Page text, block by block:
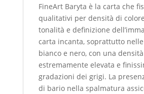
FineArt Baryta è la carta che
qualitativi per densità di
tonalità e definizione
carta incanta, soprattutto
bianco e nero, con una densità
estremamente elevata e
gradazioni dei grigi. La
di bario nella spalmatura